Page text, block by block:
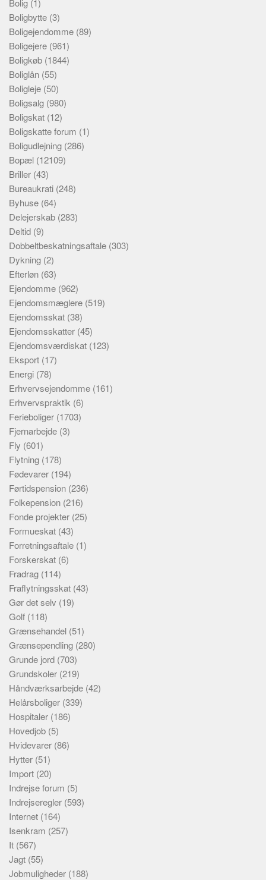
Bolig (1)
Boligbytte (3)
Boligejendomme (89)
Boligejere (961)
Boligkøb (1844)
Boliglån (55)
Boligleje (50)
Boligsalg (980)
Boligskat (12)
Boligskatte forum (1)
Boligudlejning (286)
Bopæl (12109)
Briller (43)
Bureaukrati (248)
Byhuse (64)
Delejerskab (283)
Deltid (9)
Dobbeltbeskatningsaftale (303)
Dykning (2)
Efterløn (63)
Ejendomme (962)
Ejendomsmæglere (519)
Ejendomsskat (38)
Ejendomsskatter (45)
Ejendomsværdiskat (123)
Eksport (17)
Energi (78)
Erhvervsejendomme (161)
Erhvervspraktik (6)
Ferieboliger (1703)
Fjernarbejde (3)
Fly (601)
Flytning (178)
Fødevarer (194)
Førtidspension (236)
Folkepension (216)
Fonde projekter (25)
Formueskat (43)
Forretningsaftale (1)
Forskerskat (6)
Fradrag (114)
Fraflytningsskat (43)
Gør det selv (19)
Golf (118)
Grænsehandel (51)
Grænsependling (280)
Grunde jord (703)
Grundskoler (219)
Håndværksarbejde (42)
Helårsboliger (339)
Hospitaler (186)
Hovedjob (5)
Hvidevarer (86)
Hytter (51)
Import (20)
Indrejse forum (5)
Indrejseregler (593)
Internet (164)
Isenkram (257)
It (567)
Jagt (55)
Jobmuligheder (188)